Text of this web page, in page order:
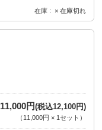
在庫 × 在庫切れ
11,000円(税込12,100円)
（ 11,000円 × 1セット ）